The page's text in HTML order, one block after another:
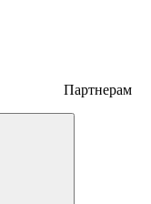
Партнерам